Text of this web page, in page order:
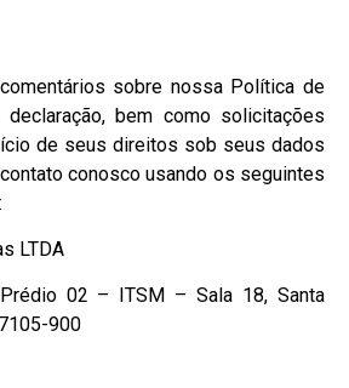
sobre nossa Política de
bem como solicitações
de seus direitos sob seus dados
conosco usando os seguintes
LTDA
02 – ITSM – Sala 18, Santa
900